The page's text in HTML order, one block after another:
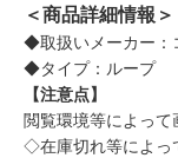
＜商品詳細情報＞
◆取扱いメーカー：
◆タイプ：ループ
【注意点】
閲覧環境等によって
◇在庫切れ等によっ